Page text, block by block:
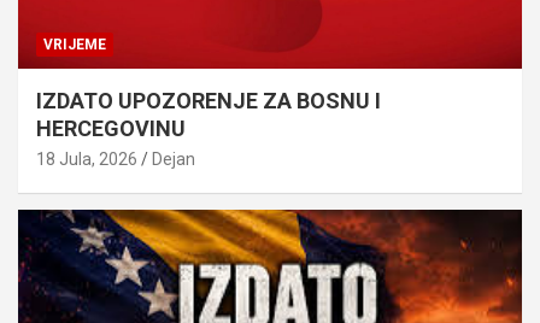
VRIJEME
IZDATO UPOZORENJE ZA BOSNU I
HERCEGOVINU
18 Jula, 2026 Dejan